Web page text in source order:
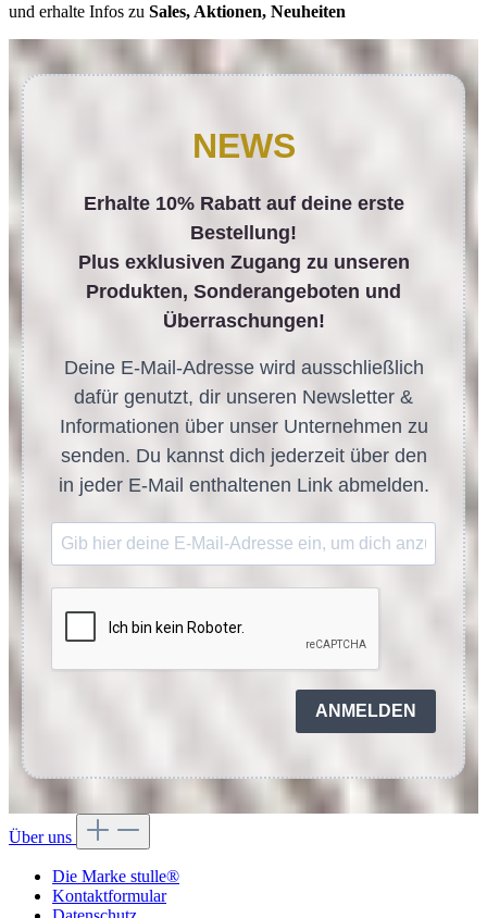
und erhalte Infos zu Sales, Aktionen, Neuheiten
NEWS
Erhalte 10% Rabatt auf deine erste
Bestellung!
Plus exklusiven Zugang zu unseren
Produkten, Sonderangeboten und
Überraschungen!
Deine E-Mail-Adresse wird ausschließlich
dafür genutzt, dir unseren Newsletter &
Informationen über unser Unternehmen zu
senden. Du kannst dich jederzeit über den
in jeder E-Mail enthaltenen Link abmelden.
ANMELDEN
Über uns
Die Marke stulle®
Kontaktformular